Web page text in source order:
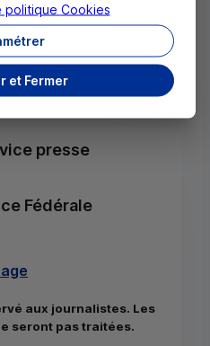
12 525ko)
presse
Fédérale
aux journalistes. Les
seront pas traitées.
et Fermer
politique Cookies